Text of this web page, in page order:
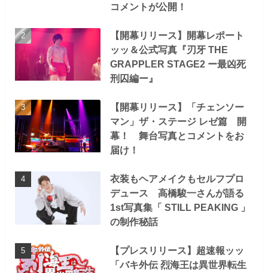
コメントが公開！
【開幕リリース】開幕レポート
ッッ＆公式写真『刃牙 THE
GRAPPLER STAGE2 ー最凶死
刑囚編ー』
【開幕リリース】「チェンソー
マン」ザ・ステージ レゼ篇 開
幕！ 舞台写真とコメントをお
届け！
衣装もヘアメイクもセルフプロ
デュース 高橋駿一さんが語る
1st写真集「 STILL PEAKING 」
の制作秘話
【プレスリリース】超速報ッッ
「バキ外伝 烈海王は異世界転生